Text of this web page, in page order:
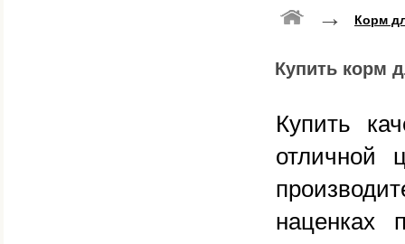
→ Корм
Купить корм
Купить
отличной
наценках